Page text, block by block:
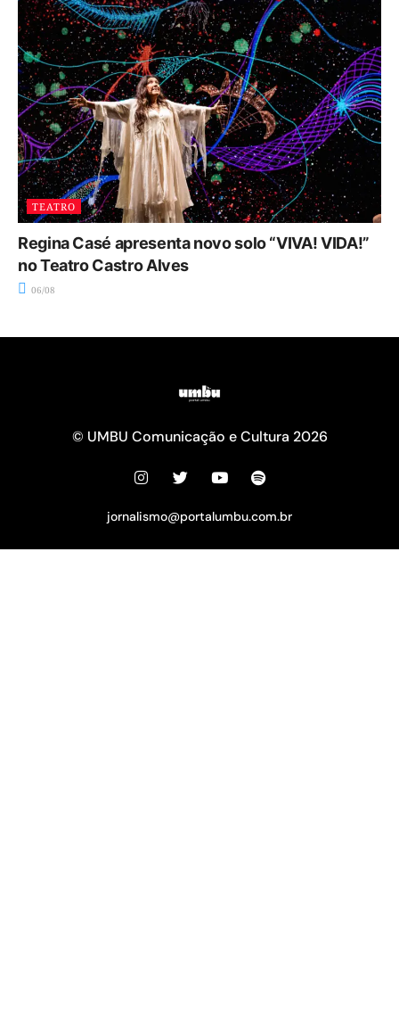
TEATRO
Regina Casé apresenta novo solo “VIVA! VIDA!”
no Teatro Castro Alves
06/08
© UMBU Comunicação e Cultura 2026
jornalismo@portalumbu.com.br